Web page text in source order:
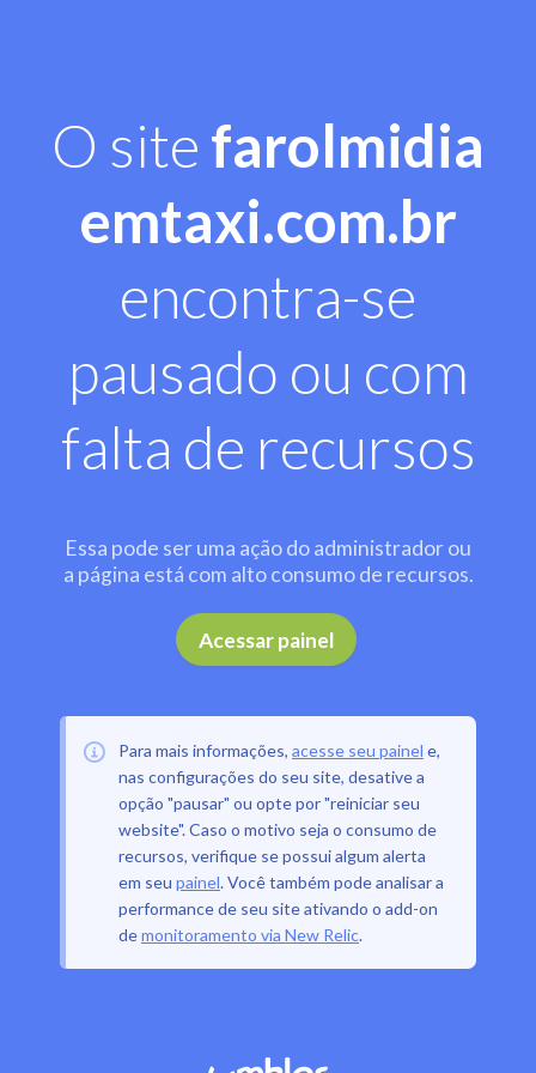
O site farolmidia
emtaxi.com.br
encontra-se
pausado ou com
falta de recursos
Essa pode ser uma ação do administrador ou
a página está com alto consumo de recursos.
Acessar painel .
Para mais informações, acesse seu painel e,
nas configurações do seu site, desative a
opção "pausar" ou opte por "reiniciar seu
website". Caso o motivo seja o consumo de
recursos, verifique se possui algum alerta
em seu painel. Você também pode analisar a
performance de seu site ativando o add-on
demonitoramento via New Relic.